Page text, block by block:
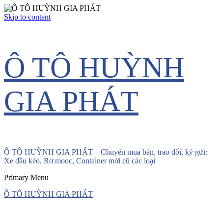
Skip to content
Ô TÔ HUỲNH
GIA PHÁT
Ô TÔ HUỲNH GIA PHÁT – Chuyên mua bán, trao đổi, ký gửi:
Xe đầu kéo, Rơ mooc, Container mới cũ các loại
Primary Menu
Ô TÔ HUỲNH GIA PHÁT